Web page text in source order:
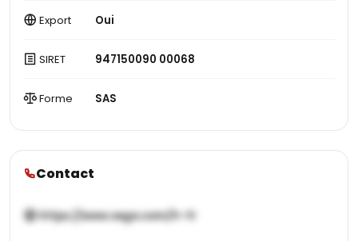
Export Oui
SIRET 947150090 00068
Forme SAS
Contact
https://www.vega.com/fr-fr